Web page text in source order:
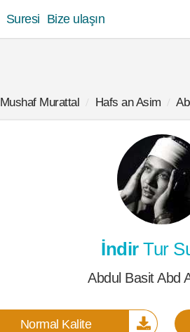
Suresi Bize ulaşın
Mushaf Murattal Hafs an Asim
İndirTur
Abdul Basit Abd
Normal Kalite